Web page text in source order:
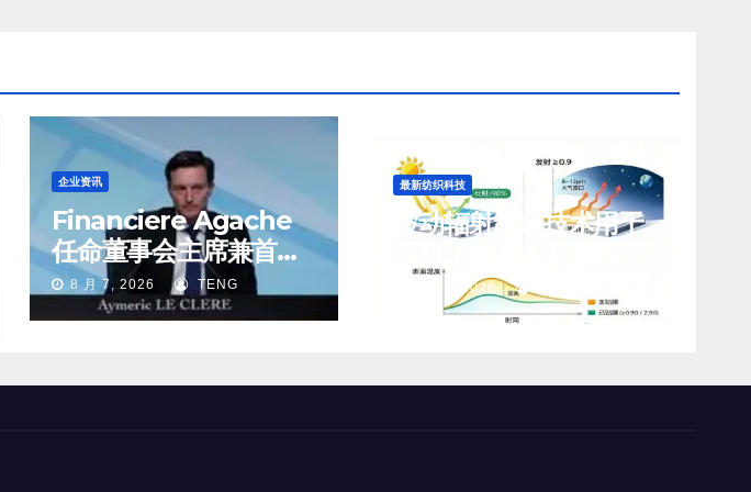
企业资讯
Financiere Agache
任命董事会主席兼首席
执行官
8 月 7, 2026 TENG
最新纺织科技
被动辐射制冷技术用于
前景如何？
8 月 7, 2026